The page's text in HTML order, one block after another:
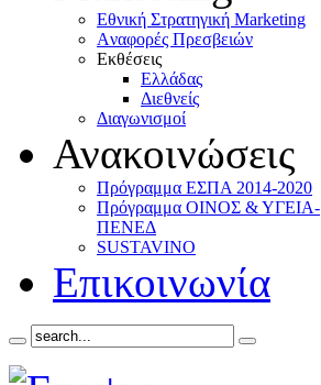
Eθνική Στρατηγική Marketing
Aναφορές Πρεσβειών
Eκθέσεις
Eλλάδας
Διεθνείς
Διαγωνισμοί
Ανακοινώσεις
Πρόγραμμα ΕΣΠΑ 2014-2020
Πρόγραμμα ΟΙΝΟΣ & ΥΓΕΙΑ-
ΠΕΝΕΔ
SUSTAVINO
Επικοινωνία